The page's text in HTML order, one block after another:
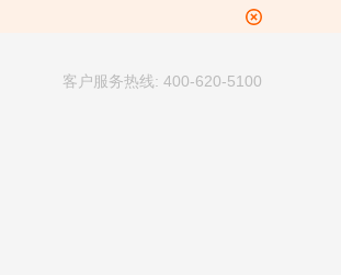
客户服务热线: 400-620-5100